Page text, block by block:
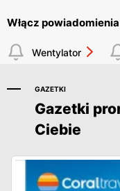
Włącz
Wentylator
GAZETKI
Gazetki
Ciebie